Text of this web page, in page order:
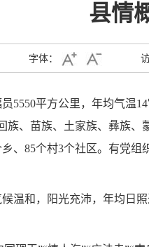
县情
字体：
5550平方公里，年均气温
族、苗族、土家族、彝族、
、 85个村3个社区。有党组
温和，阳光充沛，年均日照